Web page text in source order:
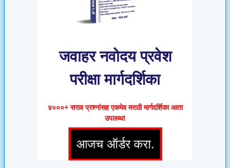
जवाहर नवोदय प्रवेश
परीक्षा मार्गदर्शिका
४०००+ सराव प्रश्नांसह एकमेव मराठी मार्गदर्शिका आता
उपलब्ध!